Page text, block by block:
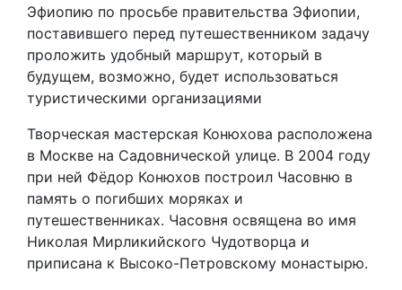
Эфиопию по просьбе правительства Эфиопии,
поставившего перед путешественником задачу
проложить удобный маршрут, который в
будущем, возможно, будет использоваться
туристическими организациями
Творческая мастерская Конюхова расположена
в Москве на Садовнической улице. В 2004 году
при ней Фёдор Конюхов построил Часовню в
память о погибших моряках и
путешественниках. Часовня освящена во имя
Николая Мирликийского Чудотворца и
приписана к Высоко-Петровскому монастырю.